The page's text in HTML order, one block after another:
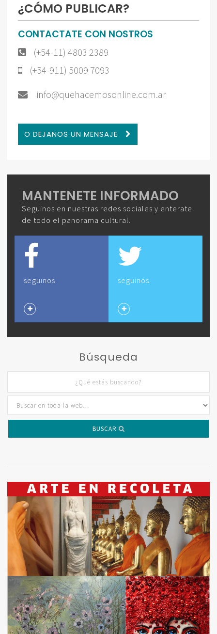
¿CÓMO PUBLICAR?
CONTACTATE CON NOSTROS
(+54-11) 4803 2389
(+54-911) 5009 7093
info@quehacemosonline.com.ar
O DEJANOS UN MENSAJE
MANTENETE INFORMADO
Seguinos en nuestras redes sociales y enterate
de todo el panorama cultural.
seguinos seguinos
Búsqueda
BUSCAR